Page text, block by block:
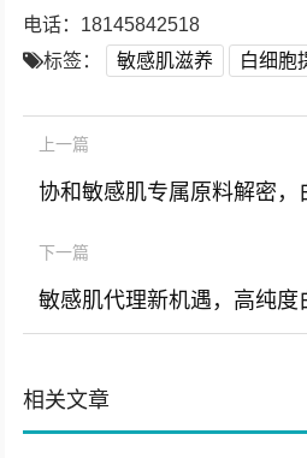
电话：18145842518
标签：
敏感肌滋养 白细胞
上一篇
下一篇
相关文章